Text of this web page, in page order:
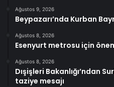
Ağustos 9, 2026
Beypazarı’nda Kurban
Ağustos 8, 2026
Esenyurt metrosu için
Ağustos 8, 2026
Dışişleri Bakanlığı’ndan
taziye mesajı